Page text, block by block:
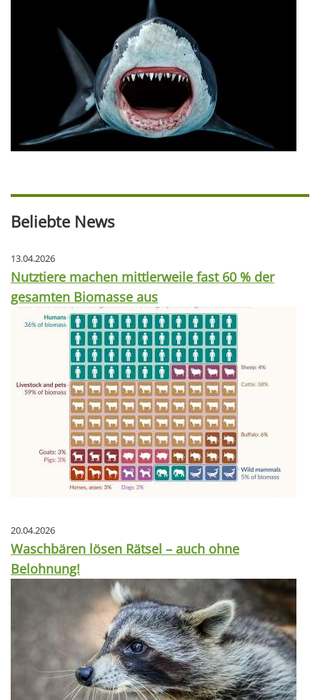
Beliebte News
13.04.2026
Nutztiere machen mittlerweile fast 60 % der
gesamten Biomasse aus
20.04.2026
Waschbären lösen Rätsel – auch ohne
Belohnung!